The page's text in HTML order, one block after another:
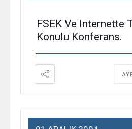
FSEK Ve Internette
Konulu Konferans.